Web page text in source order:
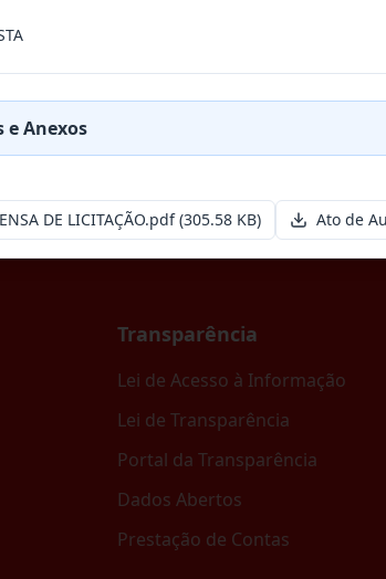
jurídicas especializadas para a pr
Transparência
Lei de Acesso à Informação
Lei de Transparência
Portal da Transparência
Dados Abertos
Prestação de Contas
e Anexos
DE LICITAÇÃO.pdf(305.58 KB) Ato de